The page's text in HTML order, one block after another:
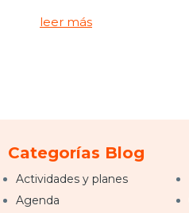
leer más
Categorías Blog
Actividades y planes
Agenda